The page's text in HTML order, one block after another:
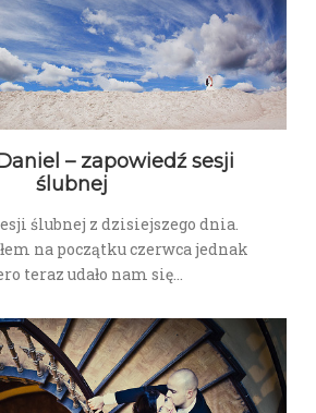
– zapowiedź sesji
ślubnej
ślubnej z dzisiejszego dnia.
na początku czerwca jednak
teraz udało nam się…